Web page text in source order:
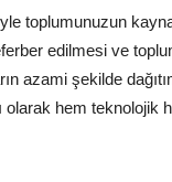
toplumunuzun
edilmesi ve
azami şekilde
olarak hem teknolojik